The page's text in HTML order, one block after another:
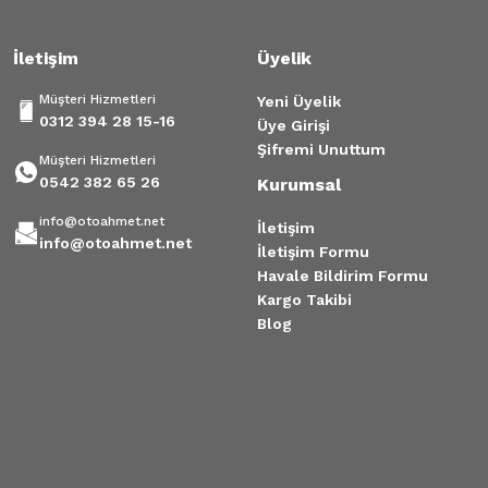
İletişim
Müşteri Hizmetleri
0312 394 28 15-16
Müşteri Hizmetleri
0542 382 65 26
info@otoahmet.net
info@otoahmet.net
Üyelik
Yeni Üyelik
Üye Girişi
Şifremi Unuttum
Kurumsal
İletişim
İletişim Formu
Havale Bildirim Formu
Kargo Takibi
Blog